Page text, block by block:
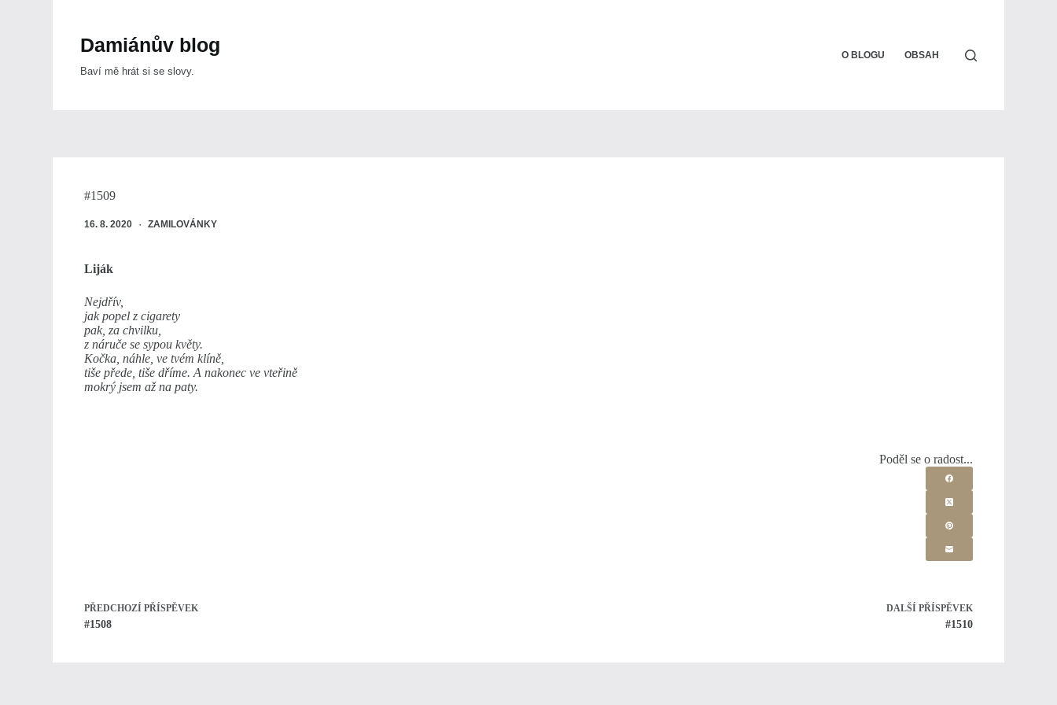
Damiánův blog
Baví mě hrát si se slovy.
O BLOGU OBSAH
#1509
16. 8. 2020 ZAMILOVÁNKY
Liják
Nejdřív,
jak popel z cigarety
pak, za chvilku,
z náruče se sypou květy.
Kočka, náhle, ve tvém klíně,
tiše přede, tiše dříme. A nakonec ve vteřině
mokrý jsem až na paty.
Poděl se o radost...
PŘEDCHOZÍPŘÍSPĚVEK
#1508
DALŠÍ PŘÍSPĚVEK
#1510